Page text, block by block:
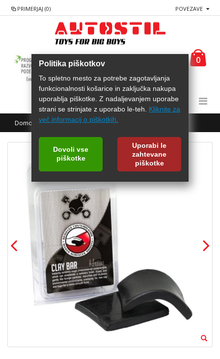
Politika piškotkov
To spletno mesto za potrebe zagotavljanja
funkcionalnosti košarice in zaključka nakupa
uporablja piškotke. Z nadaljevanjem uporabe
strani se strinjate z uporabo le-teh. Kliknite za
več informacij o piškotkih.
Dovoli vse
piškotke
Uporabi le
zahtevane
piškotke
PRIMERJAJ (0) POVEZAVE
0
Domov CHEMICAL GUYS clay bar black - heavy